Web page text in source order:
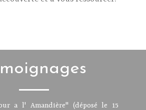
a l' Amandière" (déposé le 15